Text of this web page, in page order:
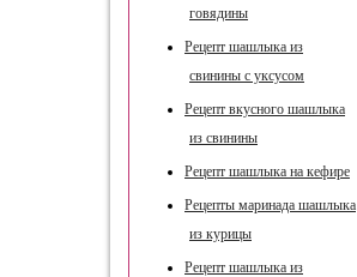
говядины
Рецепт шашлыка из
свинины с уксусом
Рецепт вкусного шашлыка
из свинины
Рецепт шашлыка на кефире
Рецепты маринада шашлыка
из курицы
Рецепт шашлыка из